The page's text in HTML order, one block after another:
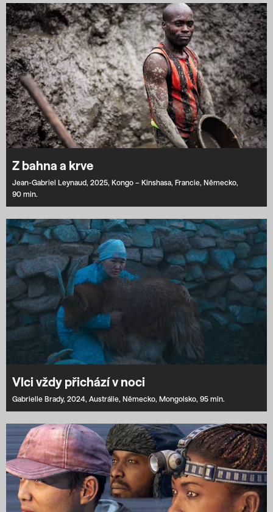
Z bahna a krve
Jean-Gabriel Leynaud, 2025, Kongo – Kinshasa, Francie, Německo,
90 min.
Vlci vždy přichází v noci
Gabrielle Brady, 2024, Austrálie, Německo, Mongolsko, 95 min.